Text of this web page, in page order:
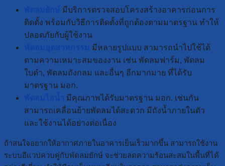
มีบริการตรวจสอบโครงสร้างอาคารก่อนการ
ติดตั้ง พร้อมกับวิธีการติดตั้งที่ถูกต้องตามมาตรฐาน ทำให้
ปลอดภัยกับผู้ใช้งาน
มีหลายรูปแบบ สามารถนำไปใช้ได้
ตามความเหมาะสมของงาน เช่น พัดลมฟาร์ม, พัดลม
ใบดำ, พัดลมถังกลม และอื่นๆ อีกมากมาย ที่ได้รับ
มาตรฐาน มอก.
มีคุณภาพได้รับมาตรฐาน มอก. เช่นกัน
สามารถเคลื่อนย้ายพัดลมได้สะดวก มีถังน้ำภายในตัว
และใช้งานได้อย่างต่อเนื่อง
ถ้าสนใจอยากให้อากาศภายในอาคารเย็นเร็วมากขึ้น สามารถใช้งาน
ระบบอีแวปควบคู่กับพัดลมยักษ์ จะช่วยลดความร้อนสะสมในพื้นที่ได้